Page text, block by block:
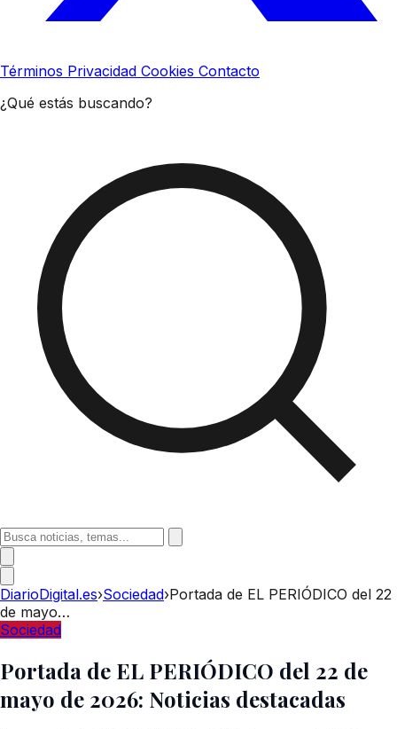
Términos Privacidad Cookies Contacto
¿Qué estás buscando?
DiarioDigital.es›Sociedad›Portada de EL PERIÓDICO del 22
de mayo…
Sociedad
Portada de EL PERIÓDICO del 22 de
mayo de 2026: Noticias destacadas